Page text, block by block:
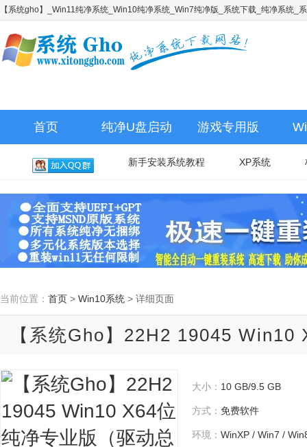
【系统gho】_Win11纯净系统_Win10纯净系统_Win7纯净版_系统下载_纯净系统_
首页 纯净U盘启动 游戏专用版
新手安装系统教程 XP系统
当前位置： 首页 > Win10系统 > 详细页面
【系统Gho】22H2 19045
大小： 10 GB/9.5 GB
方式： 免费软件
环境： WinXP / Win7 /